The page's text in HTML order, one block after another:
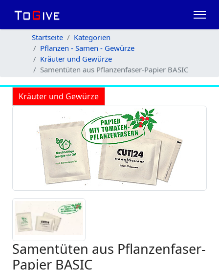
Startseite
Kategorien
Pflanzen - Samen - Gewürze
Kräuter und Gewürze
Samentüten aus Pflanzenfaser-Papier BASIC
Kräuter und Gewürze
Samentüten aus Pflanzenfaser-
Papier BASIC